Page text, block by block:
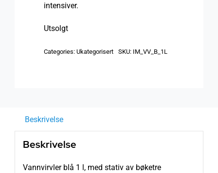
intensiver.
Utsolgt
Categories: Ukategorisert SKU: IM_VV_B_1L
Beskrivelse
Beskrivelse
Vannvirvler blå 1 l, med stativ av bøketre